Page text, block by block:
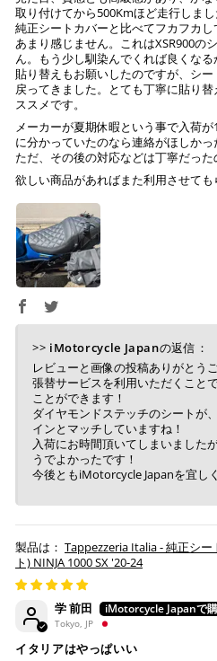
取り付けてから500Kmほど走行しまし
純正シートカバーと比べてフカフカ
あまり感じません。これはXSR900の
ん。もう少し馴染んでくれば良くなる
貼り替えもお願いしたのですが、シ
戻ってきました。とても丁寧に貼り
ススメです。
メーカーが夏期休暇という事で入荷
に分かっていたのなら連絡がほしかっ
ただ、その後の対応などは丁寧だった
欲しい商品があればまた利用させても
>> iMotorcycle Japanの返信：
レビューと画像の投稿ありがとう
張替サービスを利用いただくこと
ことができます！
ダイヤモンドステッチのシートが
インとマッチしていますね！
入荷にお時間頂いてしまいました
うでよかったです！
今後ともiMotorcycle Japanを宜し
Tappezzeria Italia - 純正シー
ト) NINJA 1000 SX '20-24
学 前田
Tokyo, JP
イタリアはやっぱいい